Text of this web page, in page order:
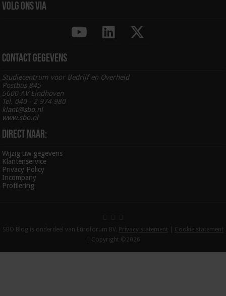
Volg ons via
Contact gegevens
Studiecentrum voor Bedrijf en Overheid
Postbus 845
5600 AV Eindhoven
Tel. 040 - 2 974 980
klant@sbo.nl
www.sbo.nl
Direct naar:
Wijzig uw gegevens
Klantenservice
Privacy Policy
Incompany
Profilering
SBO Blog is onderdeel van Euroforum BV. Privacy statement
Cookie statement
| Copyright ©2026